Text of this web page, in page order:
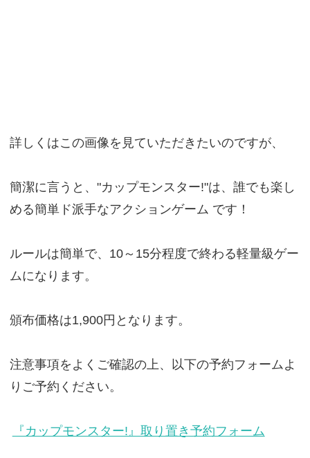
詳しくはこの画像を見ていただきたいのですが、
簡潔に言うと、"カップモンスター!"は、誰でも楽し
める簡単ド派手なアクションゲーム です！
ルールは簡単で、10～15分程度で終わる軽量級ゲー
ムになります。
頒布価格は1,900円となります。
注意事項をよくご確認の上、以下の予約フォームよ
りご予約ください。
『カップモンスター!』取り置き予約フォーム